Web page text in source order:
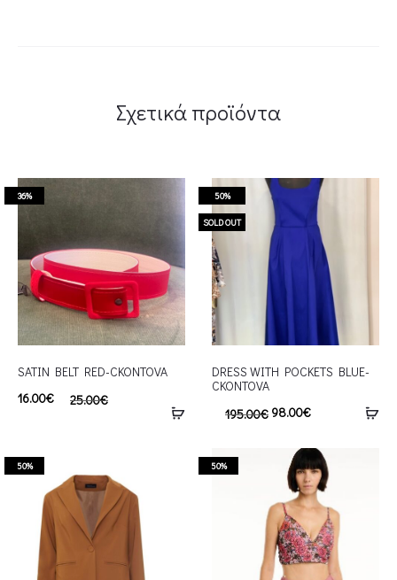
Σχετικά προϊόντα
36%
SATIN BELT RED-CKONTOVA
25.00€
16.00€
50%
SOLD OUT
DRESS WITH POCKETS BLUE-
CKONTOVA
195.00€ 98.00€
50% 50%